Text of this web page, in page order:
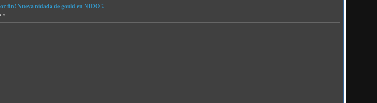
fin! Nueva nidada de gould en NIDO 2
»